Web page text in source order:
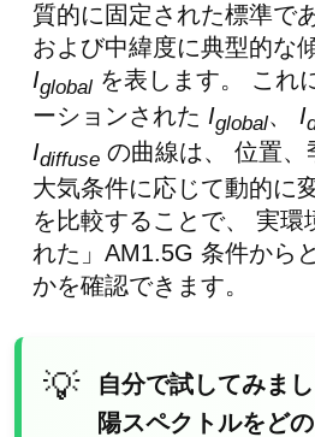
質的に固定された標準で
および中緯度に典型的な
Iglobal を表します。 これ
ーションされた Iglobal、 I
Idiffuse の曲線は、 位置
大気条件に応じて動的に
を比較することで、 実環
れた」AM1.5G 条件から
かを確認できます。
自分で試してみま
陽スペクトルをど